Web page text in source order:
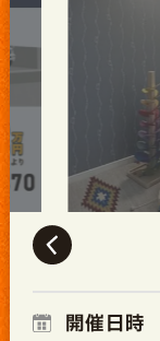
開催日時